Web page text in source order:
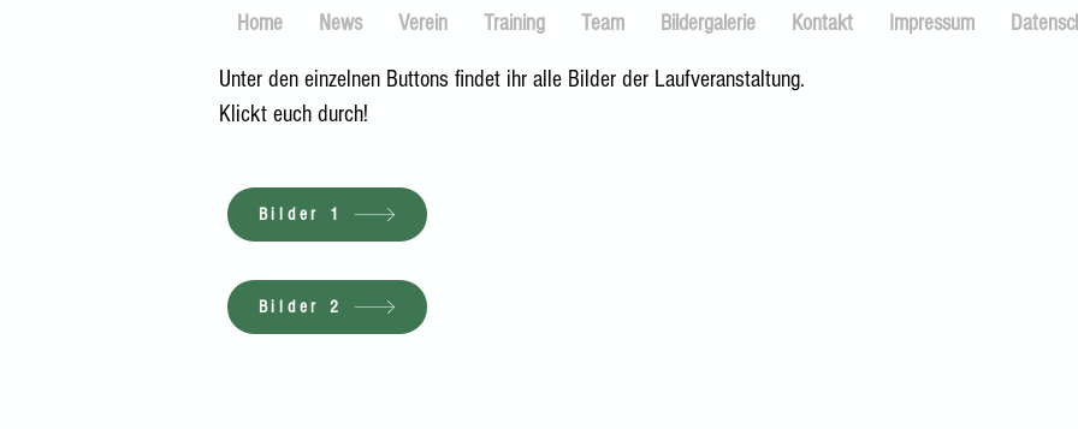
Home News Verein Training Team Bildergalerie Kontakt Impressum
Unter den einzelnen Buttons findet ihr alle Bilder der Laufveranstaltung.
Klickt euch durch!
Bilder 1
Bilder 2